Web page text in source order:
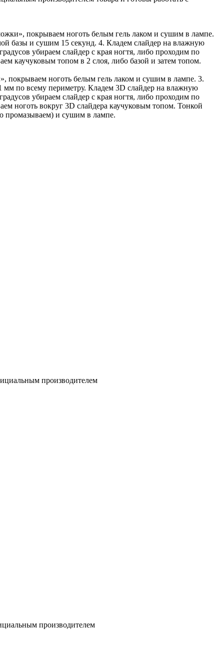
покрываем ноготь белым гель лаком и сушим в лампе.
базы и сушим 15 секунд. 4. Кладем слайдер на влажную
убираем слайдер с края ногтя, либо проходим по
каучуковым топом в 2 слоя, либо базой и затем топом.
покрываем ноготь белым гель лаком и сушим в лампе. 3.
по всему периметру. Кладем 3D слайдер на влажную
убираем слайдер с края ногтя, либо проходим по
ноготь вокруг 3D слайдера каучуковым топом. Тонкой
промазываем) и сушим в лампе.
производителем
производителем